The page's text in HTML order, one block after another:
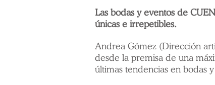
Las bodas y eventos de
únicas e irrepetibles.
Andrea Gómez (Dirección
desde la premisa de una
últimas tendencias en bodas